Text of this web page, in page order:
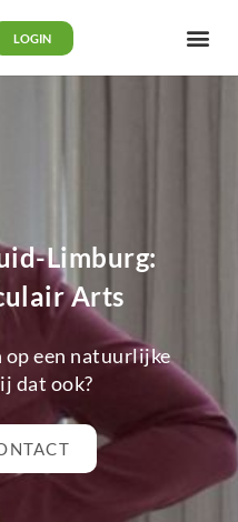
LOGIN
Limburg:
Arts
op een natuurlijke
dat ook?